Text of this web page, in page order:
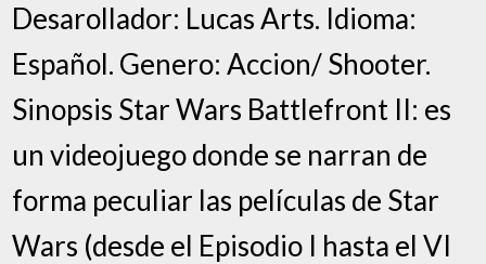
Desarollador: Lucas Arts. Idioma:
Español. Genero: Accion/ Shooter.
Sinopsis Star Wars Battlefront II: es
un videojuego donde se narran de
forma peculiar las películas de Star
Wars (desde el Episodio I hasta el VI